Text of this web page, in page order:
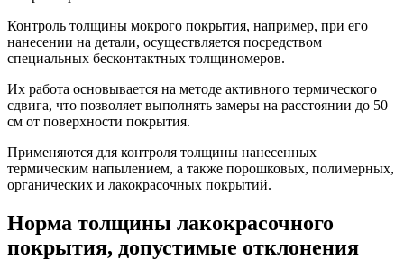
Контроль толщины мокрого покрытия, например, при его
нанесении на детали, осуществляется посредством
специальных бесконтактных толщиномеров.
Их работа основывается на методе активного термического
сдвига, что позволяет выполнять замеры на расстоянии до 50
см от поверхности покрытия.
Применяются для контроля толщины нанесенных
термическим напылением, а также порошковых, полимерных,
органических и лакокрасочных покрытий.
Норма толщины лакокрасочного
покрытия, допустимые отклонения